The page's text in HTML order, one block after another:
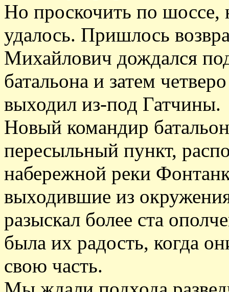
Но проскочить по шоссе,
удалось. Пришлось
Михайлович дождался
батальона и затем
выходил из-под Гатчины.
Новый командир
пересыльный пункт,
набережной реки
выходившие из
разыскал более ста
была их радость, когда
свою часть.